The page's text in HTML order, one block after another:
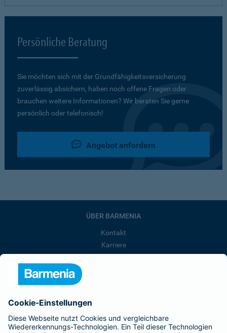
Persönliche Beratung
Sie möchten sich mit der Grundfähigkeits­versicherung
zuverlässig absichern, haben noch offene Fragen oder
brauchen weitere Informationen? Wir beraten Sie gerne
persönlich oder telefonisch!
Angebot anfordern
ÜBER BARMENIA
Kontakt
Karriere
Barmenia ist Teil der BarmeniaGothaer
BELIEBTE SEITEN